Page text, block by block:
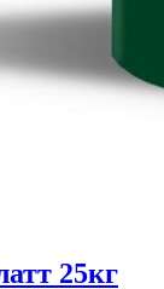
25кг